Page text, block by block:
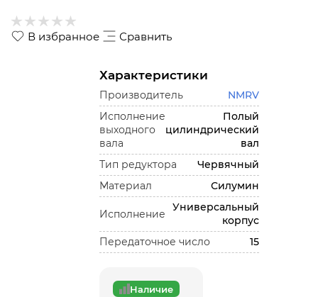
В избранное Сравнить
Характеристики
Производитель
NMRV
Исполнение
выходного
вала
Полый
цилиндрический
вал
Тип редуктора
Червячный
Материал
Силумин
Исполнение
Универсальный
корпус
Передаточное число
15
Наличие